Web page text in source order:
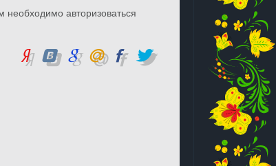
необходимо авторизоваться